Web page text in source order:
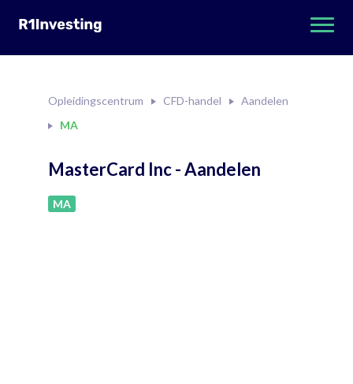
Opleidingscentrum CFD-handel
Aandelen
MA
MasterCard Inc - Aandelen
MA